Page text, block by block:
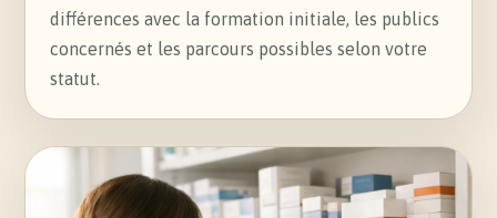
différences avec la formation initiale, les publics
concernés et les parcours possibles selon votre
statut.